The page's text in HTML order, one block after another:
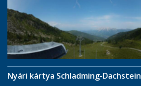
Nyári kártya Schladming-Dachstein